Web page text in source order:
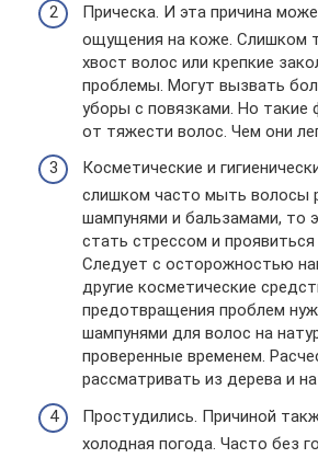
Прическа. И эта причина
ощущения на коже. Слишком
хвост волос или крепкие
проблемы. Могут вызвать
уборы с повязками. Но такие
от тяжести волос. Чем они
Косметические и
слишком часто мыть волосы
шампунями и бальзамами, то
стать стрессом и
Следует с осторожностью
другие косметические
предотвращения проблем
шампунями для волос на
проверенные временем.
рассматривать из дерева и
Простудились. Причиной
холодная погода. Часто без